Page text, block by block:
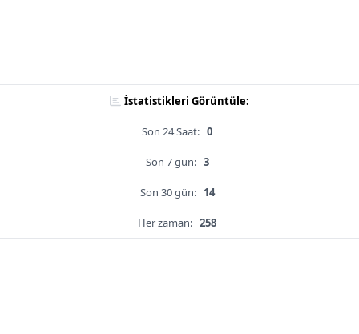
İstatistikleri Görüntüle:
Son 24 Saat: 0
Son 7 gün: 3
Son 30 gün: 14
Her zaman: 258